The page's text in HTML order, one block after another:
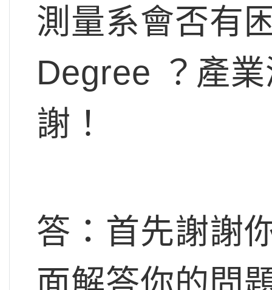
測量系會否有
Degree ？產
謝！
答：首先謝謝